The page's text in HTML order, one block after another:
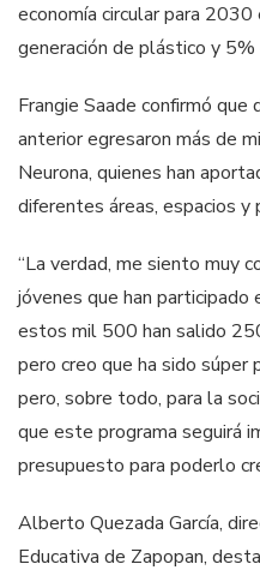
economía circular para
generación de plástico y 5%
Frangie Saade confirmó que
anterior egresaron más de
Neurona, quienes han
diferentes áreas, espacios y
“La verdad, me siento muy
jóvenes que han
estos mil 500 han salido
pero creo que ha sido
pero, sobre todo, para la
que este programa seguirá
presupuesto para poderlo
Alberto Quezada García,
Educativa de Zapopan,